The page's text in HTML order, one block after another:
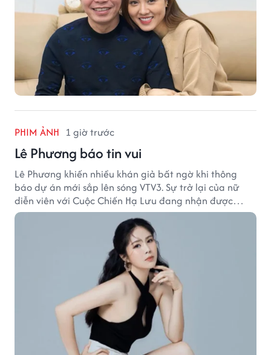
PHIM ẢNH 1 giờ trước
Lê Phương báo tin vui
Lê Phương khiến nhiều khán giả bất ngờ khi thông
báo dự án mới sắp lên sóng VTV3. Sự trở lại của nữ
diễn viên với Cuộc Chiến Hạ Lưu đang nhận được
nhiều sự quan tâm.